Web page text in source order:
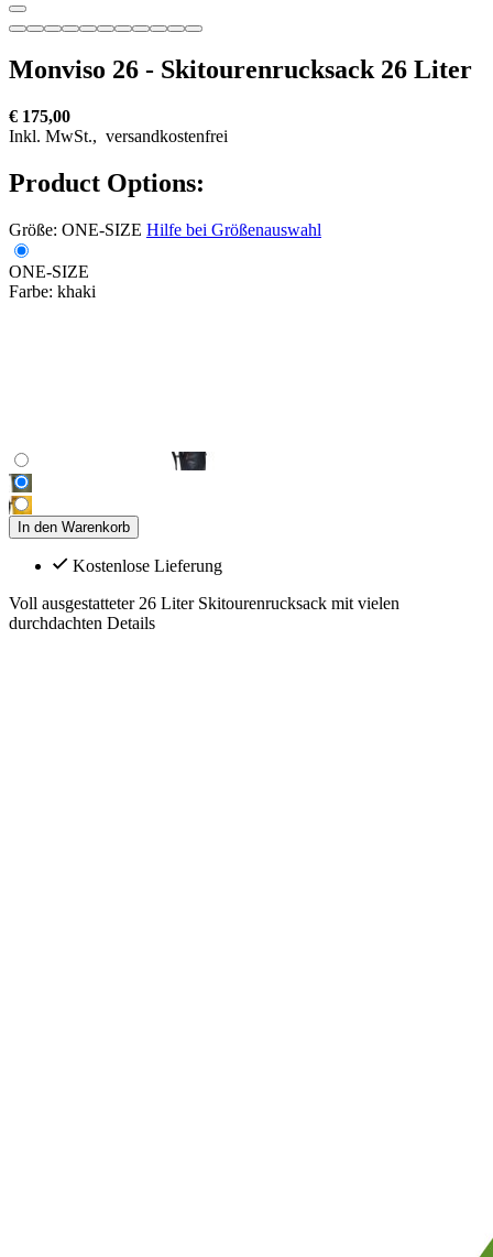
Monviso 26 - Skitourenrucksack 26 Liter
€ 175,00
Inkl. MwSt., versandkostenfrei
Product Options:
Größe: ONE-SIZE Hilfe bei Größenauswahl
ONE-SIZE
Farbe: khaki
In den Warenkorb
Kostenlose Lieferung
Voll ausgestatteter 26 Liter Skitourenrucksack mit vielen
durchdachten Details